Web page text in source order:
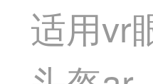
适用vr